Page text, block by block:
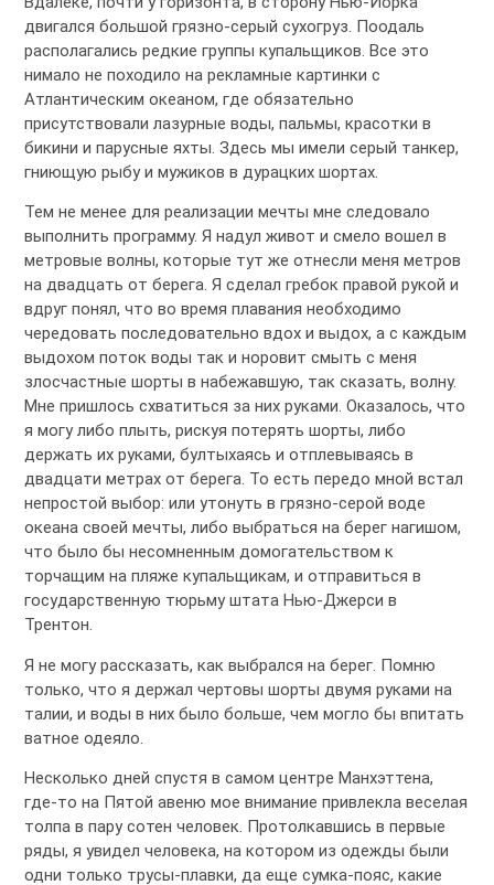
двигался большой грязно-серый сухогруз. Поодаль
располагались редкие группы купальщиков. Все это
нимало не походило на рекламные картинки с
Атлантическим океаном, где обязательно
присутствовали лазурные воды, пальмы, красотки в
бикини и парусные яхты. Здесь мы имели серый танкер,
гниющую рыбу и мужиков в дурацких шортах.
Тем не менее для реализации мечты мне следовало
выполнить программу. Я надул живот и смело вошел в
метровые волны, которые тут же отнесли меня метров
на двадцать от берега. Я сделал гребок правой рукой и
вдруг понял, что во время плавания необходимо
чередовать последовательно вдох и выдох, а с каждым
выдохом поток воды так и норовит смыть с меня
злосчастные шорты в набежавшую, так сказать, волну.
Мне пришлось схватиться за них руками. Оказалось, что
я могу либо плыть, рискуя потерять шорты, либо
держать их руками, бултыхаясь и отплевываясь в
двадцати метрах от берега. То есть передо мной встал
непростой выбор: или утонуть в грязно-серой воде
океана своей мечты, либо выбраться на берег нагишом,
что было бы несомненным домогательством к
торчащим на пляже купальщикам, и отправиться в
государственную тюрьму штата Нью-Джерси в
Трентон.
Я не могу рассказать, как выбрался на берег. Помню
только, что я держал чертовы шорты двумя руками на
талии, и воды в них было больше, чем могло бы впитать
ватное одеяло.
Несколько дней спустя в самом центре Манхэттена,
где-то на Пятой авеню мое внимание привлекла веселая
толпа в пару сотен человек. Протолкавшись в первые
ряды, я увидел человека, на котором из одежды были
одни только трусы-плавки, да еще сумка-пояс, какие